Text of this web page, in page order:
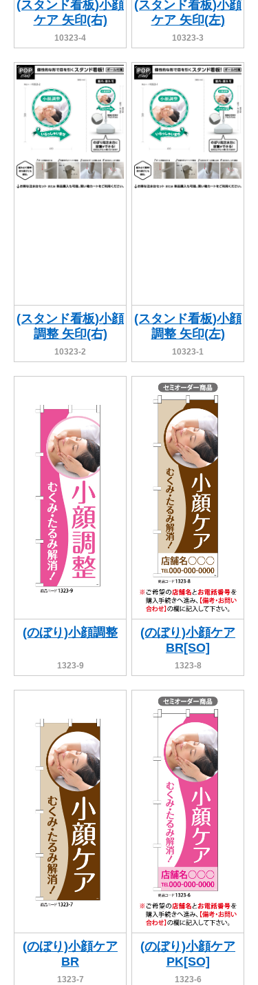
(スタンド看板)小顔
ケア 矢印(右)
10323-4
(スタンド看板)小顔
ケア 矢印(左)
10323-3
(スタンド看板)小顔
調整 矢印(右)
10323-2
(スタンド看板)小顔
調整 矢印(左)
10323-1
(のぼり)小顔調整
1323-9
(のぼり)小顔ケア
BR[SO]
1323-8
(のぼり)小顔ケア
BR
1323-7
(のぼり)小顔ケア
PK[SO]
1323-6